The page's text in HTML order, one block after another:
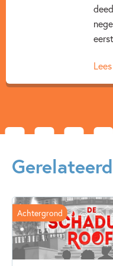
Achtergrond